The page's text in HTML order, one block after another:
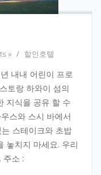
» / 할인호텔
내내 어린이 프로
토랑 하와이 섬의
지식을 공유 할 수
스와 스시 바에서
스테이크와 초밥
놓치지 마세요. 우리
주소 :